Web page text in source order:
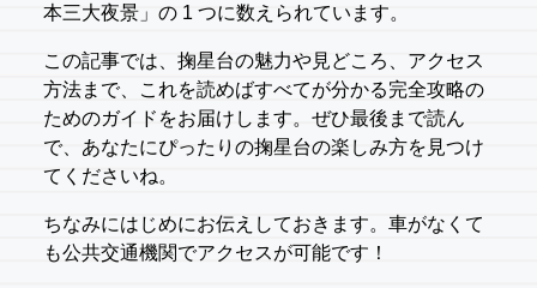
本三大夜景」の 1 つに数えられています。
この記事では、掬星台の魅力や見どころ、アクセス
方法まで、これを読めばすべてが分かる完全攻略の
ためのガイドをお届けします。ぜひ最後まで読ん
で、あなたにぴったりの掬星台の楽しみ方を見つけ
てくださいね。
ちなみにはじめにお伝えしておきます。車がなくて
も公共交通機関でアクセスが可能です！